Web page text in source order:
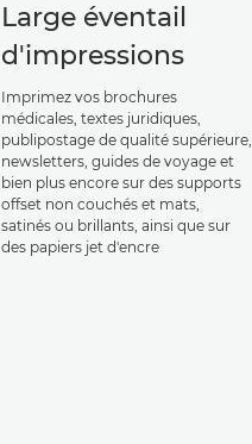
Large éventail
d'impressions
Imprimez vos brochures
médicales, textes juridiques,
publipostage de qualité supérieure,
newsletters, guides de voyage et
bien plus encore sur des supports
offset non couchés et mats,
satinés ou brillants, ainsi que sur
des papiers jet d'encre